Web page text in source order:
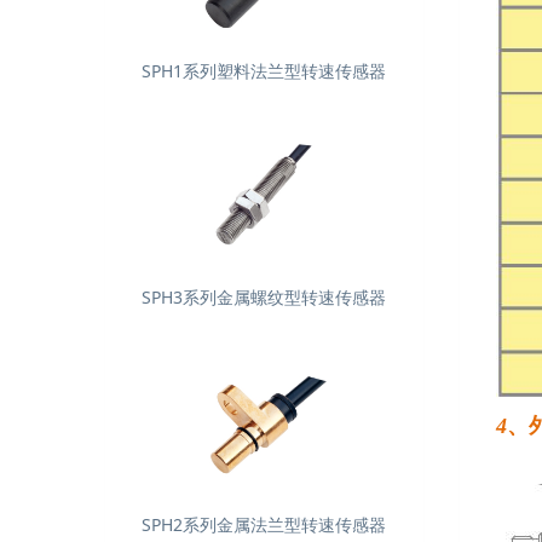
4、
SPH1系列塑料法兰型转速传感器
SPH3系列金属螺纹型转速传感器
SPH2系列金属法兰型转速传感器